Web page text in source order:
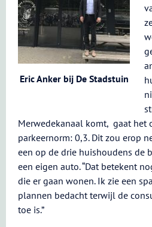
Eric Anker bij De Stadstuin
Merwedekanaal komt, gaat het
parkeernorm: 0,3. Dit zou erop
een op de drie huishoudens de
een eigen auto. “Dat betekent
die er gaan wonen. Ik zie een
plannen bedacht terwijl de
toe is.”